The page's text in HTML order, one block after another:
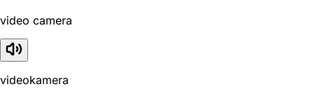
video camera
videokamera